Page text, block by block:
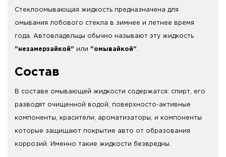
Стеклоомывающая жидкость предназначена для
омывания лобового стекла в зимнее и летнее время
года. Автовладельцы обычно называют эту жидкость
"незамерзайкой" или "омывайкой"
Состав
В составе омывающей жидкости содержатся: спирт, его
разводят очищенной водой, поверхносто-активные
компоненты, красители, ароматизаторы, и компоненты
которые защищают покрытие авто от образования
коррозий. Именно такие жидкости безвредны.